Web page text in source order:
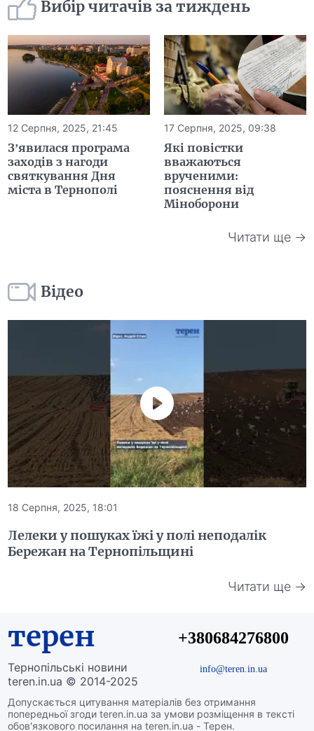
Вибір читачів за тиждень
12 Серпня, 2025, 21:45
З’явилася програма
заходів з нагоди
святкування Дня
міста в Тернополі
17 Серпня, 2025, 09:38
Які повістки
вважаються
врученими:
пояснення від
Міноборони
Читати ще →
Відео
18 Серпня, 2025, 18:01
Лелеки у пошуках їжі у полі неподалік
Бережан на Тернопільщині
Читати ще →
терен
Тернопільські новини
teren.in.ua © 2014-2025
Допускається цитування матеріалів без отримання
попередньої згоди teren.in.ua за умови розміщення в тексті
обов'язкового посилання на teren.in.ua - Терен.
+380684276800
info@teren.in.ua